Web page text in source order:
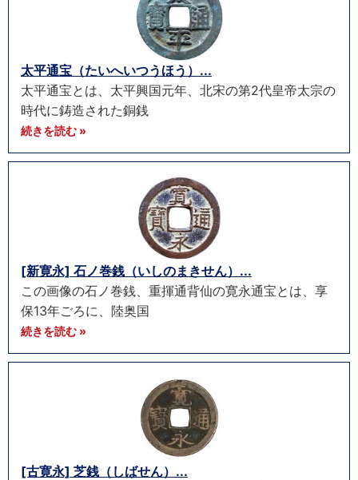
太平通宝（たいへいつうほう）...
太平通宝とは、太平興国元年、北宋の第2代皇帝太宗の
時代に鋳造された銅銭
続きを読む »
[新寛永] 石ノ巻銭（いしのまきせん）...
この画像の石ノ巻銭、重揮通背仙の寛永通宝とは、享
保13年ごろに、陸奥国
続きを読む »
[古寛永] 芝銭（しばせん）...